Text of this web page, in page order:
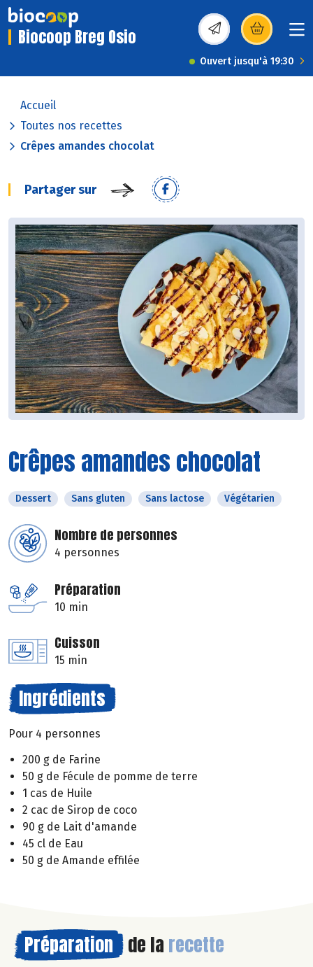
Biocoop Breg Osio (s’ouvre dans une
Ouvert jusqu'à 19:30
Accueil
Toutes nos recettes
Crêpes amandes chocolat
Partager sur
Crêpes amandes chocolat
Dessert Sans gluten Sans lactose Végétarien
Nombre de personnes
4 personnes
Préparation
10 min
Cuisson
15 min
Ingrédients
Pour 4 personnes
200 g de Farine
50 g de Fécule de pomme de terre
1 cas de Huile
2 cac de Sirop de coco
90 g de Lait d'amande
45 cl de Eau
50 g de Amande effilée
Préparation de la recette